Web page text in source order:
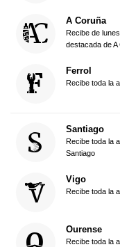
A Coruña
Recibe de
destacada de A
Ferrol
Recibe toda la
Santiago
Recibe toda la
Santiago
Vigo
Recibe toda la
Ourense
Recibe toda la